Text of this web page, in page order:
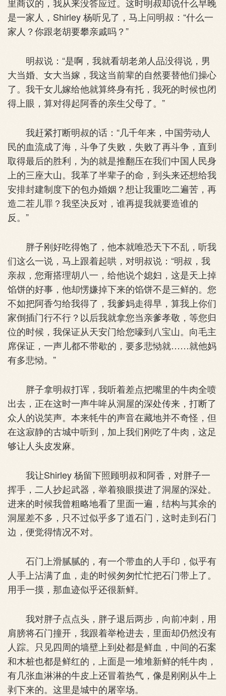
是一家人，Shirley 杨听见了，马上问明叔：“什么一
家人？你跟老胡要攀亲戚吗？”
明叔说：“是啊，我就看胡老弟人品没得说，男
大当婚、女大当嫁，我这当前辈的自然要替他们操心
了。我干女儿嫁给他就算终身有托，我死的时候也闭
得上眼，算对得起阿香的亲生父母了。”
我赶紧打断明叔的话：“几千年来，中国劳动人
民的血流成了海，斗争了失败，失败了再斗争，直到
取得最后的胜利，为的就是推翻压在我们中国人民身
上的三座大山。我革了半辈子的命，到头来还想给我
安排封建制度下的包办婚姻？想让我重吃二遍苦，再
造二茬儿罪？我坚决反对，谁再提我就要造谁的
反。”
胖子刚好吃得饱了，他本就唯恐天下不乱，听我
们这么一说，马上跟着起哄，对明叔说：“明叔，我
亲叔，您甭搭理胡八一，给他说个媳妇，这是天上掉
馅饼的好事，他却愣嫌掉下来的馅饼不是三鲜的。您
不如把阿香匀给我得了，我爹妈走得早，算我上你们
家倒插门行不行？以后我就拿您当亲爹孝敬，等您归
位的时候，我保证从天安门给您嚎到八宝山。向毛主
席保证，一声儿都不带歇的，要多悲恸就……就他妈
有多悲恸。”
胖子拿明叔打诨，我听着差点把嘴里的牛肉全喷
出去，正在这时一声牛哞从洞屋的深处传来，打断了
众人的说笑声。本来牦牛的声音在藏地并不奇怪，但
在这寂静的古城中听到，加上我们刚吃了牛肉，这足
够让人头皮发麻。
我让Shirley 杨留下照顾明叔和阿香，对胖子一
挥手，二人抄起武器，举着狼眼摸进了洞屋的深处。
进来的时候我曾粗略地看了里面一遍，结构与其余的
洞屋差不多，只不过似乎多了道石门，这时走到石门
边，便觉得情况不对。
石门上滑腻腻的，有一个带血的人手印，似乎有
人手上沾满了血，走的时候匆匆忙忙把石门带上了。
用手一摸，那血迹似乎还很新鲜。
我对胖子点点头，胖子退后两步，向前冲刺，用
肩膀将石门撞开，我跟着举枪进去，里面却仍然没有
人踪。只见四周的墙壁上到处都是鲜血，中间的石案
和木桩也都是鲜红的，上面是一堆堆新鲜的牦牛肉，
有几张血淋淋的牛皮上还冒着热气，像是刚刚从牛上
剥下来的。这里是城中的屠宰场。